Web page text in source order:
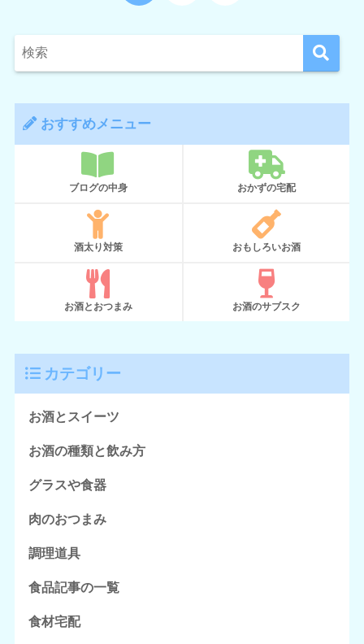
おすすめメニュー
ブログの中身 おかずの宅配
酒太り対策 おもしろいお酒
お酒とおつまみ お酒のサブスク
カテゴリー
お酒とスイーツ
お酒の種類と飲み方
グラスや食器
肉のおつまみ
調理道具
食品記事の一覧
食材宅配